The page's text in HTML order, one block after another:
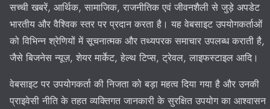
सच्ची खबरें, आर्थिक, सामाजिक, राजनीतिक एवं जीवनशैली से जुड़े अपडेट
भारतीय और वैश्विक स्तर पर प्रदान करता है। यह वेबसाइट उपयोगकर्ताओं
को विभिन्न श्रेणियों में सूचनात्मक और तथ्यपरक समाचार उपलब्ध कराती है,
जैसे बिजनेस न्यूज़, शेयर मार्केट, हेल्थ टिप्स, ट्रेवल, लाइफस्टाइल आदि।
वेबसाइट पर उपयोगकर्ता की निजता को बड़ा महत्व दिया गया है और उनकी
प्राइवेसी नीति के तहत व्यक्तिगत जानकारी के सुरक्षित उपयोग का आश्वासन